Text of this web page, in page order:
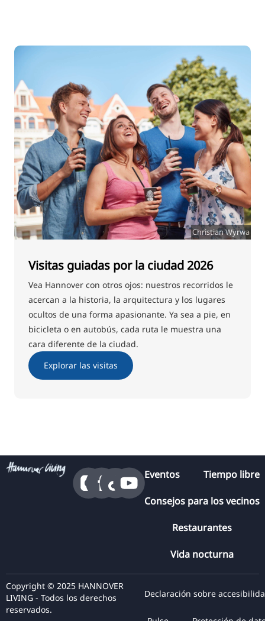
Christian Wyrwa
Visitas guiadas por la ciudad 2026
Vea Hannover con otros ojos: nuestros recorridos le
acercan a la historia, la arquitectura y los lugares
ocultos de una forma apasionante. Ya sea a pie, en
bicicleta o en autobús, cada ruta le muestra una
cara diferente de la ciudad.
Explorar las visitas
Eventos Tiempo libre
Consejos para los vecinos
Restaurantes
Vida nocturna
Copyright © 2025 HANNOVER
LIVING - Todos los derechos
reservados.
Declaración sobre